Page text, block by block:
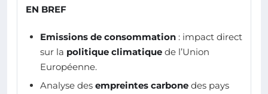
EN BREF
Emissions de consommation : impact direct
sur la politique climatique de l’Union
Européenne.
Analyse des empreintes carbone des pays